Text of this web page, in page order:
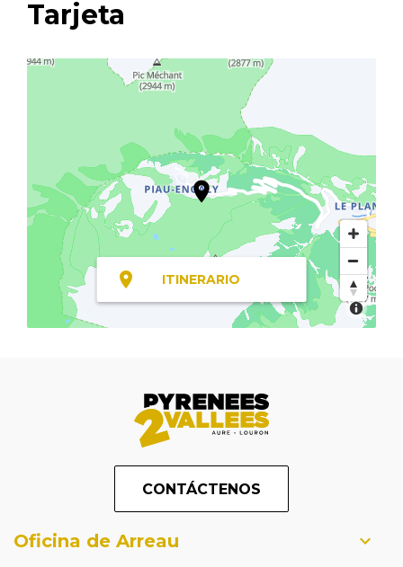
Tarjeta
ITINERARIO
CONTÁCTENOS
Oficina de Arreau